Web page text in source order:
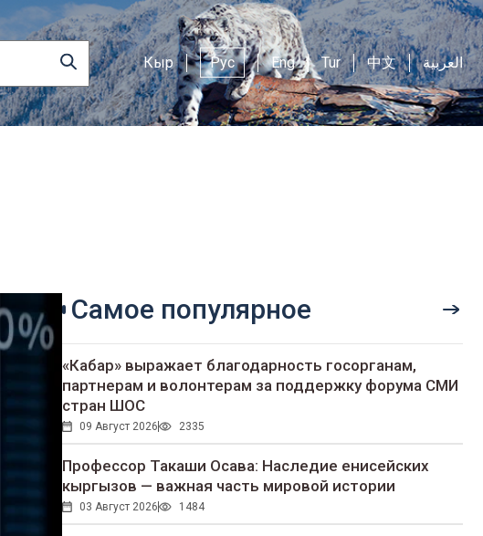
Кыр Рус Eng Tur 中文 العربية
Самое популярное
«Кабар» выражает благодарность госорганам,
партнерам и волонтерам за поддержку форума СМИ
стран ШОС
09 Август 2026 2335
Профессор Такаши Осава: Наследие енисейских
кыргызов — важная часть мировой истории
03 Август 2026 1484